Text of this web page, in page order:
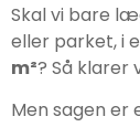
Skal vi bare
eller parket, i
m²? Så klarer
Men sagen er